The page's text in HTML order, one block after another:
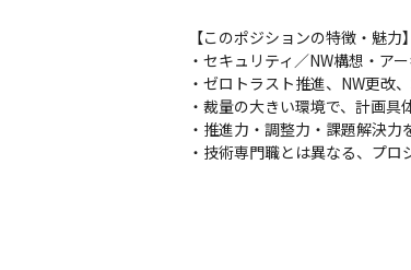
【このポジションの特徴・魅力】
・セキュリティ／NW構想・ア
・ゼロトラスト推進、NW更改
・裁量の大きい環境で、計画
・推進力・調整力・課題解決
・技術専門職とは異なる、プ